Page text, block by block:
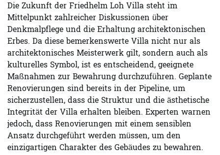
Die Zukunft der Friedhelm Loh Villa steht im
Mittelpunkt zahlreicher Diskussionen über
Denkmalpflege und die Erhaltung architektonischen
Erbes. Da diese bemerkenswerte Villa nicht nur als
architektonisches Meisterwerk gilt, sondern auch als
kulturelles Symbol, ist es entscheidend, geeignete
Maßnahmen zur Bewahrung durchzuführen. Geplante
Renovierungen sind bereits in der Pipeline, um
sicherzustellen, dass die Struktur und die ästhetische
Integrität der Villa erhalten bleiben. Experten warnen
jedoch, dass Renovierungen mit einem sensiblen
Ansatz durchgeführt werden müssen, um den
einzigartigen Charakter des Gebäudes zu bewahren.